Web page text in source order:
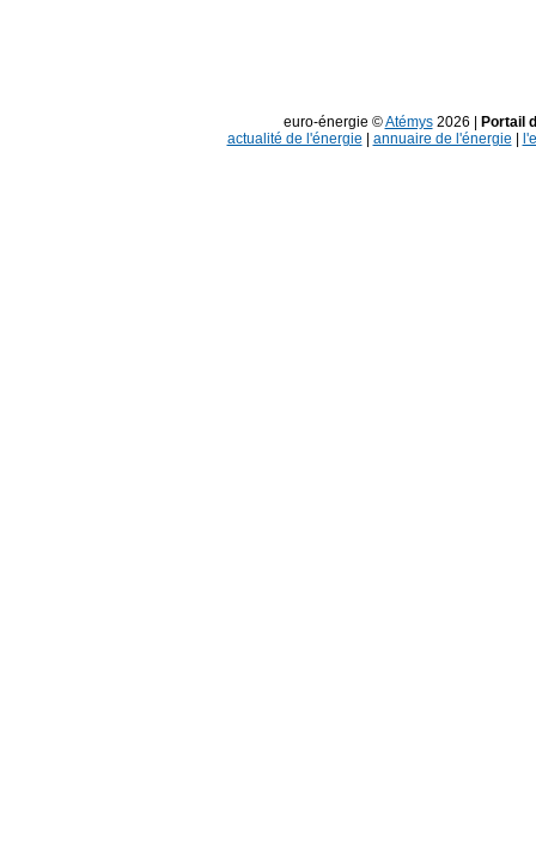
euro-énergie ©Atémys2026 |
Portail
actualité de l'énergie
annuaire de l'énergie